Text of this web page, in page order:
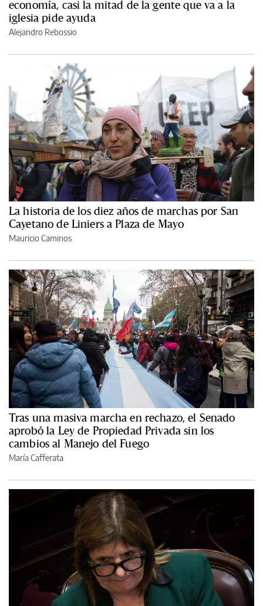
economía, casi la mitad de la gente que va a la
iglesia pide ayuda
Alejandro Rebossio
La historia de los diez años de marchas por San
Cayetano de Liniers a Plaza de Mayo
Mauricio Caminos
Tras una masiva marcha en rechazo, el Senado
aprobó la Ley de Propiedad Privada sin los
cambios al Manejo del Fuego
María Cafferata